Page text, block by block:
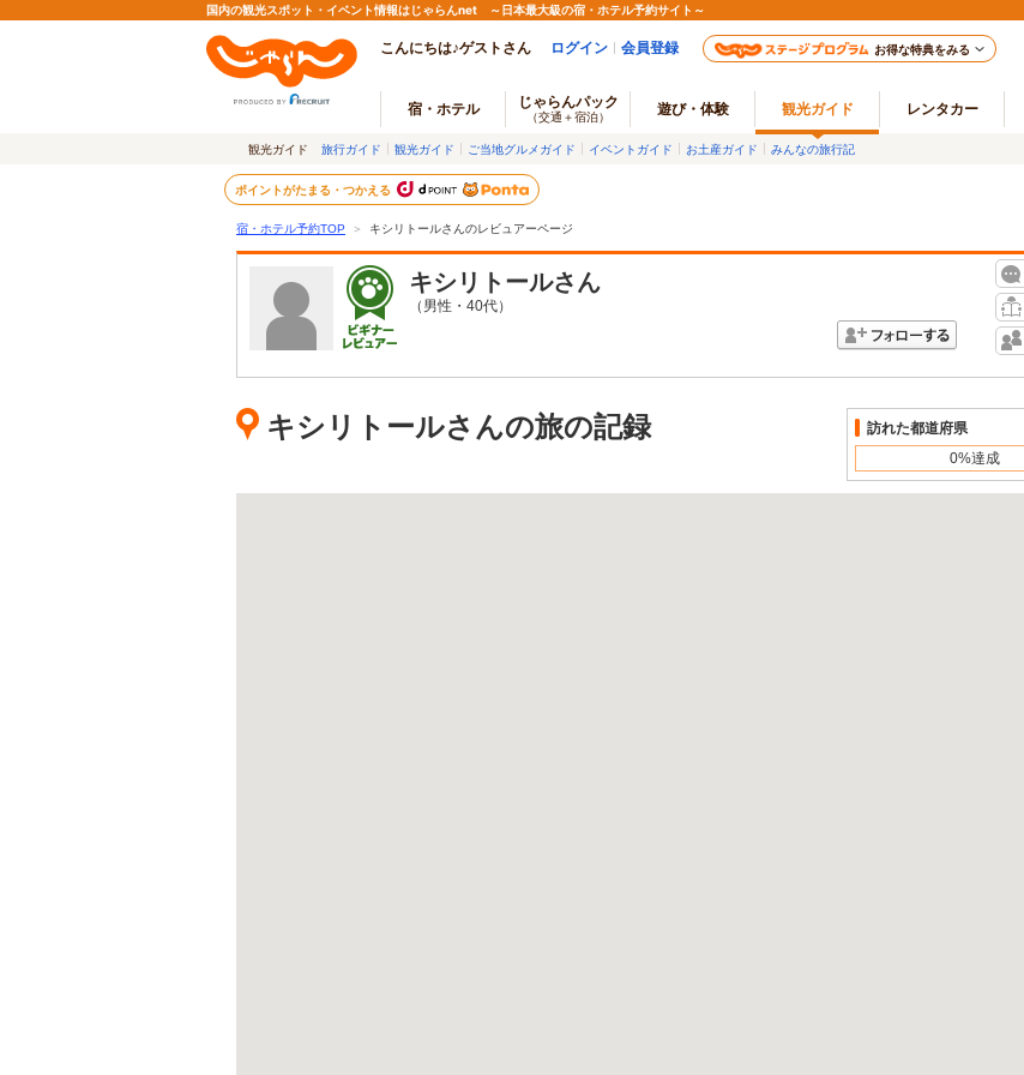
国内の観光スポット・イベント情報はじゃらんnet ～日本最大級の宿・ホテル予約サイト～
こんにちは♪ゲストさん ログイン 会員登録 お得な特典をみる
宿・ホテル じゃらんパック
（交通＋宿泊） 遊び・体験 観光ガイド レンタカー
観光ガイド 旅行ガイド 観光ガイド ご当地グルメガイド イベントガイド お土産ガイド みんなの旅行記
ポイントがたまる・つかえる
宿・ホテル予約TOP ＞ キシリトールさんのレビュアーページ
キシリトールさん
（男性・40代）
キシリトールさんの旅の記録 訪れた都道府県
0%達成